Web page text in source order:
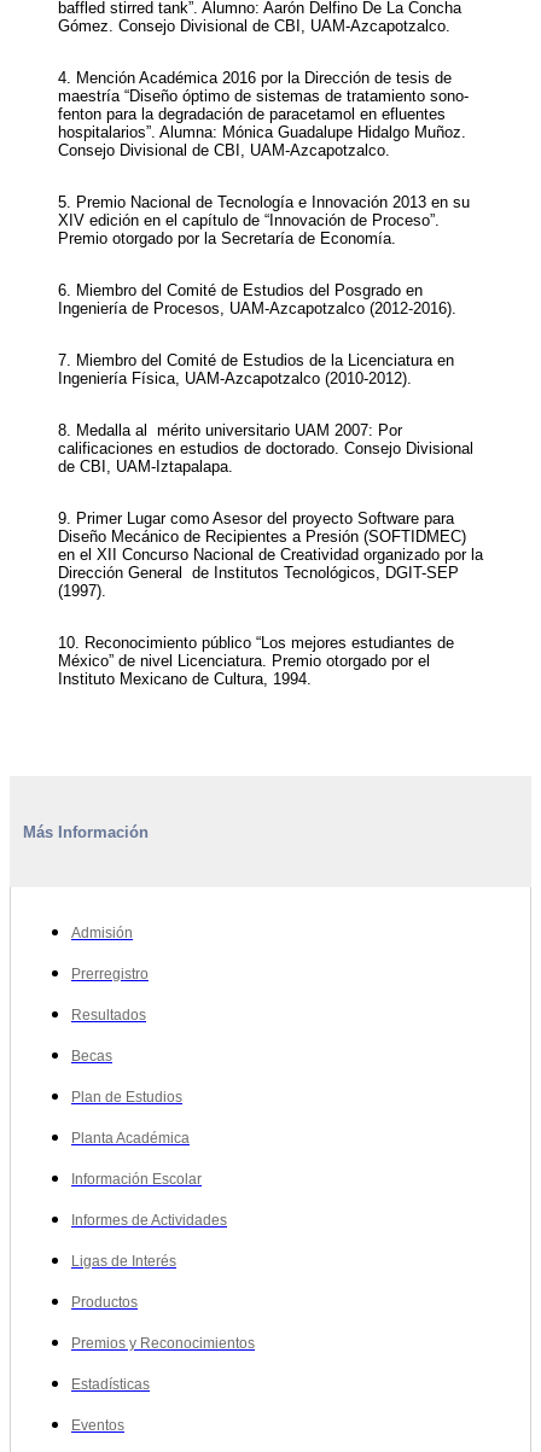
baffled stirred tank”. Alumno: Aarón Delfino De La Concha
Gómez. Consejo Divisional de CBI, UAM-Azcapotzalco.
4. Mención Académica 2016 por la Dirección de tesis de
maestría “Diseño óptimo de sistemas de tratamiento sono-
fenton para la degradación de paracetamol en efluentes
hospitalarios”. Alumna: Mónica Guadalupe Hidalgo Muñoz.
Consejo Divisional de CBI, UAM-Azcapotzalco.
5. Premio Nacional de Tecnología e Innovación 2013 en su
XIV edición en el capítulo de “Innovación de Proceso”.
Premio otorgado por la Secretaría de Economía.
6. Miembro del Comité de Estudios del Posgrado en
Ingeniería de Procesos, UAM-Azcapotzalco (2012-2016).
7. Miembro del Comité de Estudios de la Licenciatura en
Ingeniería Física, UAM-Azcapotzalco (2010-2012).
8. Medalla al mérito universitario UAM 2007: Por
calificaciones en estudios de doctorado. Consejo Divisional
de CBI, UAM-Iztapalapa.
9. Primer Lugar como Asesor del proyecto Software para
Diseño Mecánico de Recipientes a Presión (SOFTIDMEC)
en el XII Concurso Nacional de Creatividad organizado por la
Dirección General de Institutos Tecnológicos, DGIT-SEP
(1997).
10. Reconocimiento público “Los mejores estudiantes de
México” de nivel Licenciatura. Premio otorgado por el
Instituto Mexicano de Cultura, 1994.
Más Información
Admisión
Prerregistro
Resultados
Becas
Plan de Estudios
Planta Académica
Información Escolar
Informes de Actividades
Ligas de Interés
Productos
Premios y Reconocimientos
Estadísticas
Eventos